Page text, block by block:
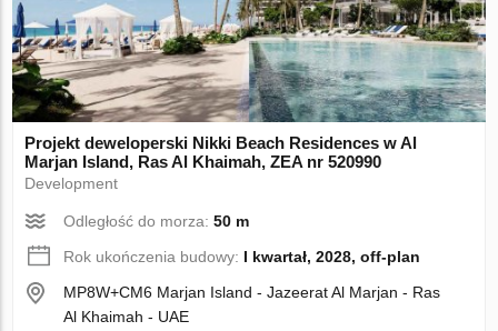
Projekt deweloperski Nikki Beach Residences w Al
Marjan Island, Ras Al Khaimah, ZEA nr 520990
Development
Odległość do morza:50 m
Rok ukończenia budowy: I kwartał, 2028, off-plan
MP8W+CM6 Marjan Island - Jazeerat Al Marjan - Ras
Al Khaimah - UAE